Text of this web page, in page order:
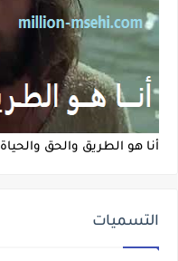
أنا هو الطريق والحق والحياة
التسميات